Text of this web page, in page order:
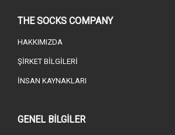
THE SOCKS COMPANY
HAKKIMIZDA
ŞİRKET BİLGİLERİ
İNSAN KAYNAKLARI
GENEL BİLGİLER